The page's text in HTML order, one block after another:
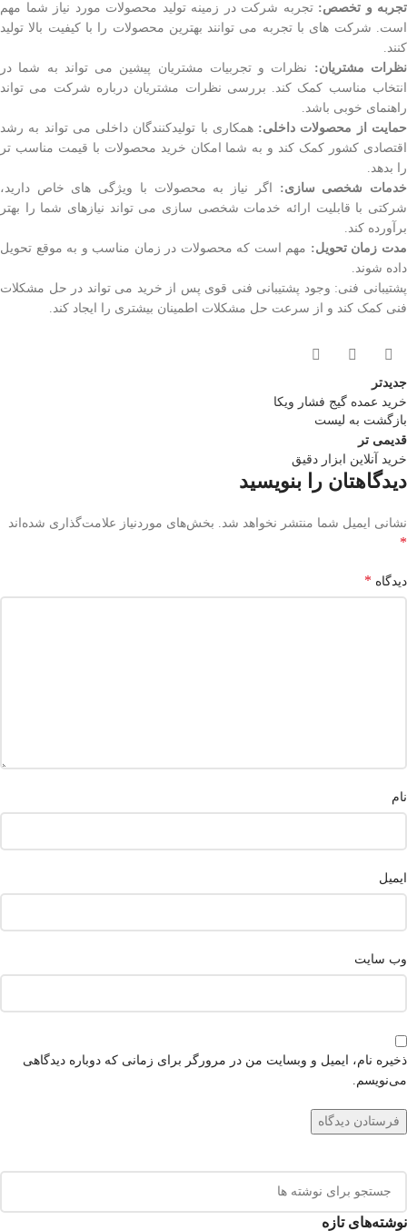
تجربه و تخصص: تجربه شرکت در زمینه تولید محصولات مورد نیاز شما مهم
است. شرکت های با تجربه می توانند بهترین محصولات را با کیفیت بالا تولید
کنند.
نظرات مشتریان: نظرات و تجربیات مشتریان پیشین می تواند به شما در
انتخاب مناسب کمک کند. بررسی نظرات مشتریان درباره شرکت می تواند
راهنمای خوبی باشد.
حمایت از محصولات داخلی: همکاری با تولیدکنندگان داخلی می تواند به رشد
اقتصادی کشور کمک کند و به شما امکان خرید محصولات با قیمت مناسب تر
را بدهد.
خدمات شخصی سازی: اگر نیاز به محصولات با ویژگی های خاص دارید،
شرکتی با قابلیت ارائه خدمات شخصی سازی می تواند نیازهای شما را بهتر
برآورده کند.
مدت زمان تحویل: مهم است که محصولات در زمان مناسب و به موقع تحویل
داده شوند.
پشتیبانی فنی: وجود پشتیبانی فنی قوی پس از خرید می تواند در حل مشکلات
فنی کمک کند و از سرعت حل مشکلات اطمینان بیشتری را ایجاد کند.
جدیدتر
خرید عمده گیج فشار ویکا
بازگشت به لیست
قدیمی تر
خرید آنلاین ابزار دقیق
دیدگاهتان را بنویسید
نشانی ایمیل شما منتشر نخواهد شد. بخش‌های موردنیاز علامت‌گذاری شده‌اند
*
دیدگاه *
نام
ایمیل
وب‌ سایت
ذخیره نام، ایمیل و وبسایت من در مرورگر برای زمانی که دوباره دیدگاهی
می‌نویسم.
نوشته‌های تازه